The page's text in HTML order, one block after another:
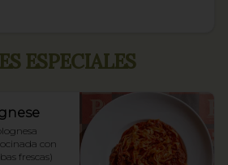
ESPECIALES
con
frescas)